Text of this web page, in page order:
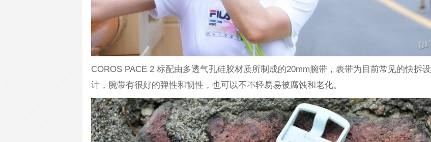
COROS PACE 2 标配由多透气孔硅胶材质所制成的20mm腕带，表带为目前常见的快拆设
计，腕带有很好的弹性和韧性，也可以不不轻易易被腐蚀和老化。